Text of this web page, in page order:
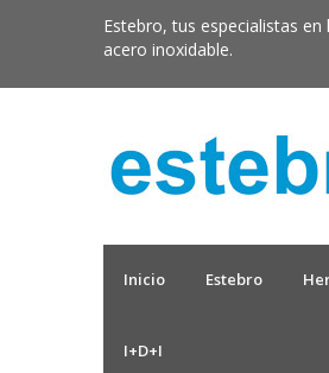
Estebro, tus especialistas
acero inoxidable.
Inicio Estebro
I+D+I